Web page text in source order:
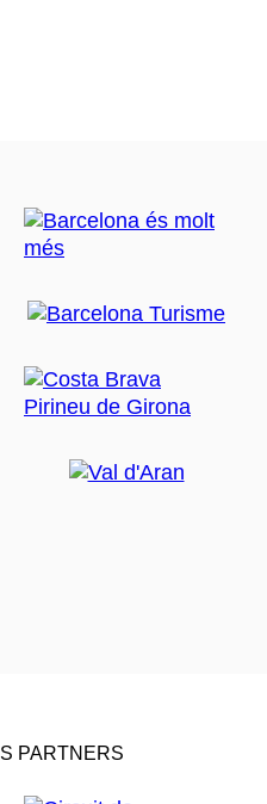
PARTNERS